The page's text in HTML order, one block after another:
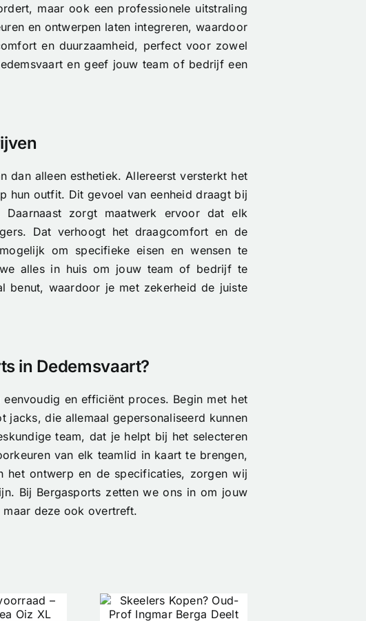
maar ook een professionele uitstraling
en ontwerpen laten integreren, waardoor
en duurzaamheid, perfect voor zowel
en geef jouw team of bedrijf een
dan alleen esthetiek. Allereerst versterkt het
hun outfit. Dit gevoel van eenheid draagt bij
zorgt maatwerk ervoor dat elk
Dat verhoogt het draagcomfort en de
om specifieke eisen en wensen te
alles in huis om jouw team of bedrijf te
benut, waardoor je met zekerheid de juiste
in Dedemsvaart?
en efficiënt proces. Begin met het
jacks, die allemaal gepersonaliseerd kunnen
team, dat je helpt bij het selecteren
van elk teamlid in kaart te brengen,
het ontwerp en de specificaties, zorgen wij
Bij Bergasports zetten we ons in om jouw
deze ook overtreft.
Oud-
Nimbl x Étoile